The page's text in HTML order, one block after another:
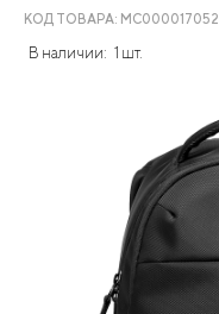
КОД ТОВАРА: МС000017052
В наличии: 1 шт.